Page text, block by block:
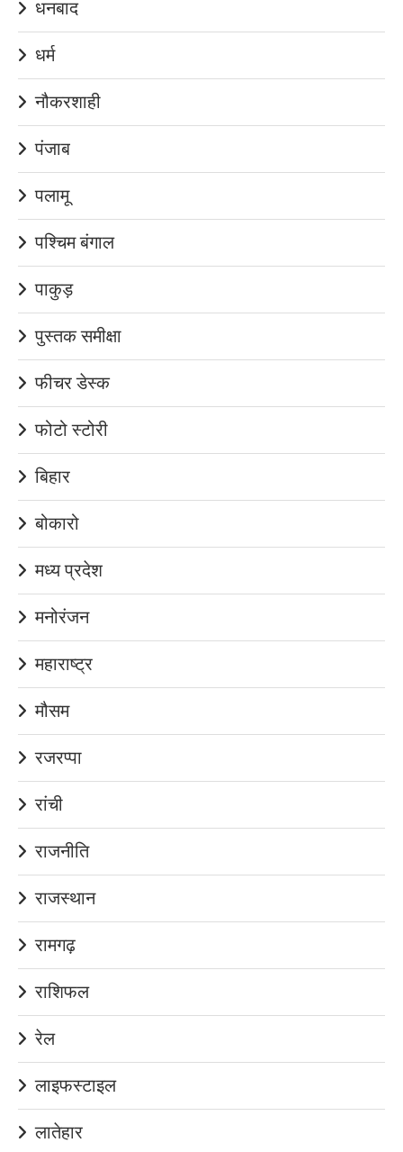
धनबाद
धर्म
नौकरशाही
पंजाब
पलामू
पश्चिम बंगाल
पाकुड़
पुस्तक समीक्षा
फीचर डेस्क
फोटो स्टोरी
बिहार
बोकारो
मध्य प्रदेश
मनोरंजन
महाराष्ट्र
मौसम
रजरप्पा
रांची
राजनीति
राजस्थान
रामगढ़
राशिफल
रेल
लाइफस्टाइल
लातेहार